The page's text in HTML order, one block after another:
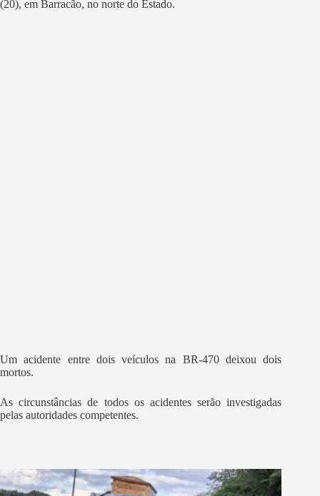
(20), em Barracão, no norte do Estado.
Um acidente entre dois veículos na BR-470 deixou dois
mortos.
As circunstâncias de todos os acidentes serão investigadas
pelas autoridades competentes.